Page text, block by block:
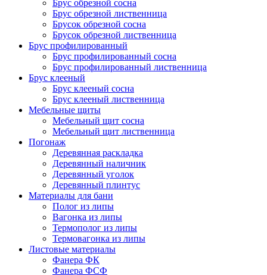
Брус обрезной сосна
Брус обрезной лиственница
Брусок обрезной сосна
Брусок обрезной лиственница
Брус профилированный
Брус профилированный сосна
Брус профилированный лиственница
Брус клееный
Брус клееный сосна
Брус клееный лиственница
Мебельные щиты
Мебельный щит сосна
Мебельный щит лиственница
Погонаж
Деревянная раскладка
Деревянный наличник
Деревянный уголок
Деревянный плинтус
Материалы для бани
Полог из липы
Вагонка из липы
Термополог из липы
Термовагонка из липы
Листовые материалы
Фанера ФК
Фанера ФСФ